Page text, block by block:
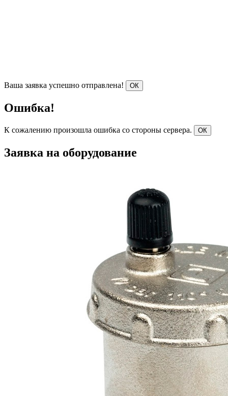
Ваша заявка успешно отправлена! ОК
Ошибка!
К сожалению произошла ошибка со стороны сервера. ОК
Заявка на оборудование